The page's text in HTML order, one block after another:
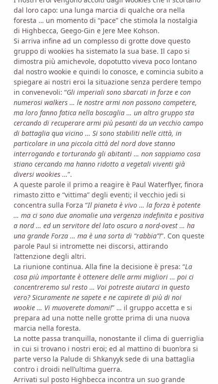
dal loro capo: una lunga marcia di qualche ora nella
foresta … un momento di “pace” che stimola la nostalgia
di Highbecca, Geego-Gin e Jere Mee Kohson.
Si arriva infine ad un complesso di grotte dove questo
gruppo di wookies ha sistemato la sua base. Il capo si
dimostra più amichevole, dopotutto viveva poco lontano
dal nostro wookie e quindi lo conosce, e comincia subito a
spiegare ai nostri eroi la situazione senza perdere tempo
in convenevoli: “Gli imperiali sono sbarcati in forze e con
numerosi walkers … le nostre armi non possono competere,
ma loro fanno fatica nella boscaglia … un altro gruppo sta
cercando di recuperare armi più pesanti da un vecchio campo
di battaglia qua vicino … Si sono stabiliti nelle città, in
particolare in una piccola città del nord dove stanno
interrogando e torturando gli abitanti … non sappiamo cosa
stiano cercando ma hanno ridotto a vegetali viventi già
diversi wookies …”.
A queste parole il primo a reagire è Paul Waterflyer, finora
rimasto zitto e “vittima” degli eventi; il vecchio jedi si
concentra sulla Forza “Il pianeta è vivo … la forza è potente
… ma ci sono due anomalie una vergenza indefinita e positiva
a nord … ed un servitore del lato oscuro a nord-ovest … ha
una grande Forza … ma è una sorta di “rabbia”!”. Con queste
parole Paul si intromette nei discorsi, attirando
l’attenzione degli altri.
La riunione continua. Alla fine la decisione è presa: “La
cosa più importante è ottenere delle armi migliori … poi ci
concentreremo sul resto … Voi potreste aiutarci in questo
vero? Sicuramente ne sapete e ne capirete di più di noi
wookie … Vi muoverete domani!” … il gruppo accetta e si
prepara ad una notte nelle grotte prima di una nuova
marcia nella foresta.
La notte passa tranquilla, nonostante il clima di guerriglia
in cui si trovano i nostri eroi; ed al mattino di buon’ora si
parte verso la Palude di Shkanyyk sede di una battaglia
contro i droidi nell’ultima guerra.
Arrivati sul posto Highbecca incontra un suo grande